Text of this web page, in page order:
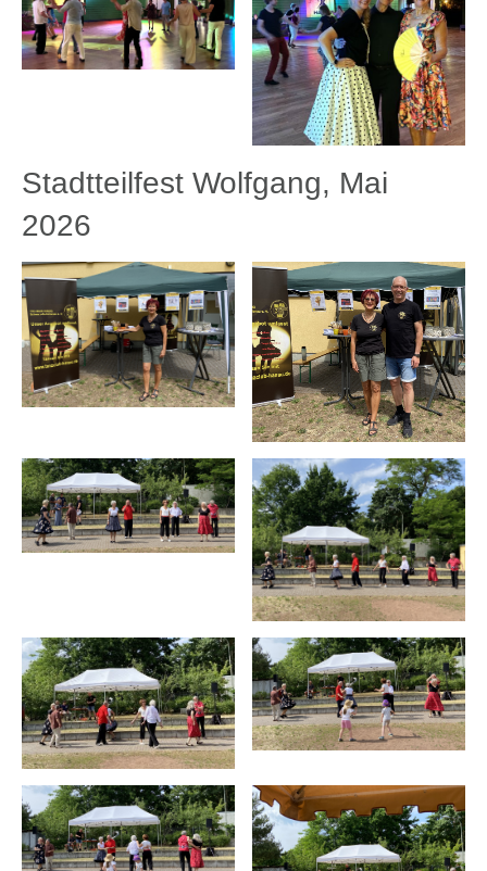
Stadtteilfest Wolfgang, Mai
2026